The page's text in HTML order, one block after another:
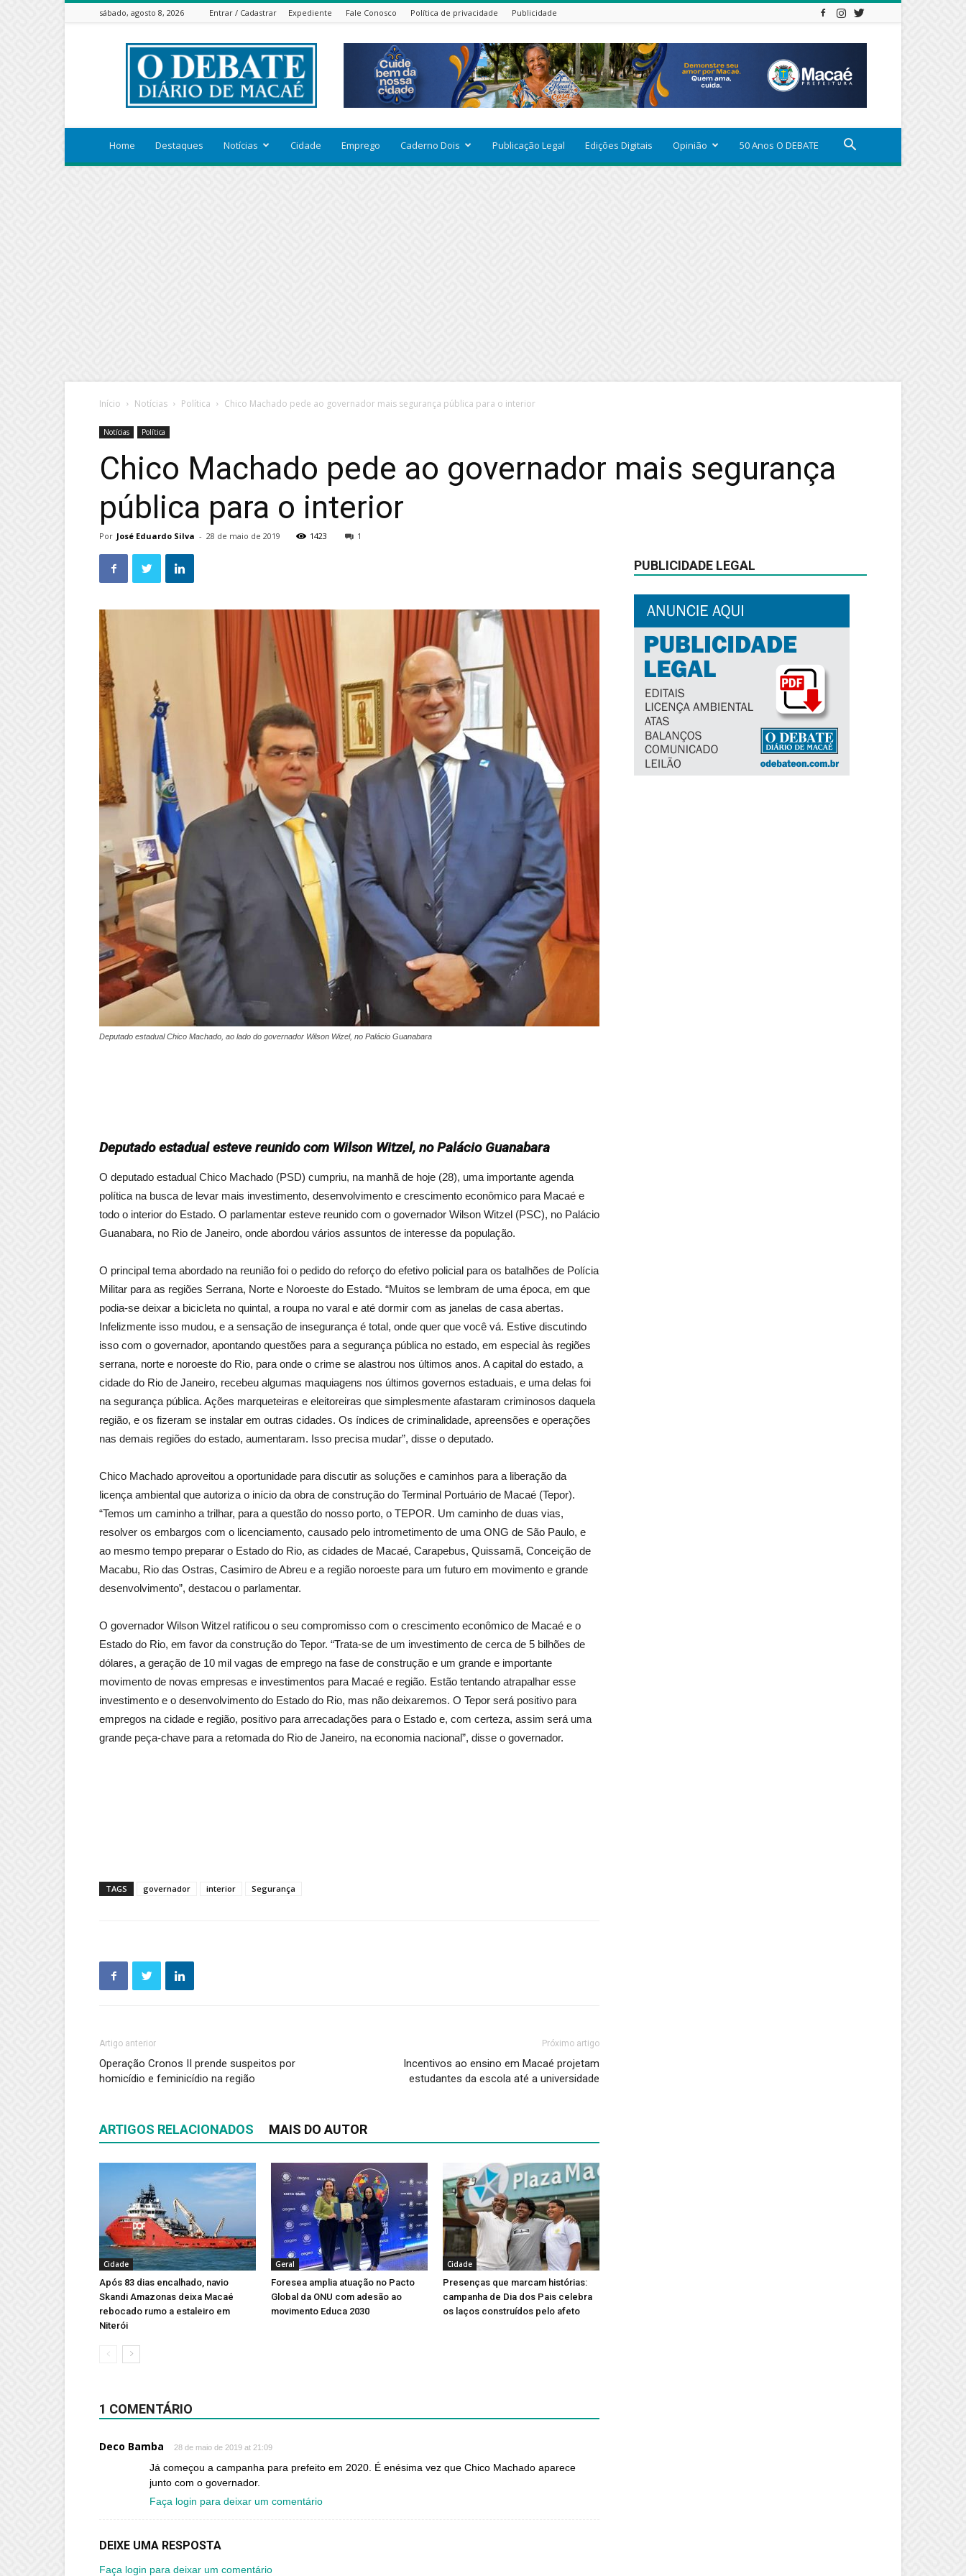
sábado, agosto 8, 2026 Entrar / Cadastrar Expediente Fale Conosco Política de privacidade Publicidade
ODEBATEON
Home Destaques Notícias Cidade Emprego Caderno Dois Publicação Legal Edições Digitais Opinião 50 Anos O DEBATE
Início Notícias Política Chico Machado pede ao governador mais segurança pública para o interior
Notícias Política
Chico Machado pede ao governador mais segurança
pública para o interior
Por José Eduardo Silva - 28 de maio de 2019 1423 1
Deputado estadual Chico Machado, ao lado do governador Wilson Wizel, no Palácio Guanabara
Deputado estadual esteve reunido com Wilson Witzel, no Palácio Guanabara
O deputado estadual Chico Machado (PSD) cumpriu, na manhã de hoje (28), uma importante agenda
política na busca de levar mais investimento, desenvolvimento e crescimento econômico para Macaé e
todo o interior do Estado. O parlamentar esteve reunido com o governador Wilson Witzel (PSC), no Palácio
Guanabara, no Rio de Janeiro, onde abordou vários assuntos de interesse da população.
O principal tema abordado na reunião foi o pedido do reforço do efetivo policial para os batalhões de Polícia
Militar para as regiões Serrana, Norte e Noroeste do Estado. “Muitos se lembram de uma época, em que
podia-se deixar a bicicleta no quintal, a roupa no varal e até dormir com as janelas de casa abertas.
Infelizmente isso mudou, e a sensação de insegurança é total, onde quer que você vá. Estive discutindo
isso com o governador, apontando questões para a segurança pública no estado, em especial às regiões
serrana, norte e noroeste do Rio, para onde o crime se alastrou nos últimos anos. A capital do estado, a
cidade do Rio de Janeiro, recebeu algumas maquiagens nos últimos governos estaduais, e uma delas foi
na segurança pública. Ações marqueteiras e eleitoreiras que simplesmente afastaram criminosos daquela
região, e os fizeram se instalar em outras cidades. Os índices de criminalidade, apreensões e operações
nas demais regiões do estado, aumentaram. Isso precisa mudar”, disse o deputado.
Chico Machado aproveitou a oportunidade para discutir as soluções e caminhos para a liberação da
licença ambiental que autoriza o início da obra de construção do Terminal Portuário de Macaé (Tepor).
“Temos um caminho a trilhar, para a questão do nosso porto, o TEPOR. Um caminho de duas vias,
resolver os embargos com o licenciamento, causado pelo intrometimento de uma ONG de São Paulo, e
ao mesmo tempo preparar o Estado do Rio, as cidades de Macaé, Carapebus, Quissamã, Conceição de
Macabu, Rio das Ostras, Casimiro de Abreu e a região noroeste para um futuro em movimento e grande
desenvolvimento”, destacou o parlamentar.
O governador Wilson Witzel ratificou o seu compromisso com o crescimento econômico de Macaé e o
Estado do Rio, em favor da construção do Tepor. “Trata-se de um investimento de cerca de 5 bilhões de
dólares, a geração de 10 mil vagas de emprego na fase de construção e um grande e importante
movimento de novas empresas e investimentos para Macaé e região. Estão tentando atrapalhar esse
investimento e o desenvolvimento do Estado do Rio, mas não deixaremos. O Tepor será positivo para
empregos na cidade e região, positivo para arrecadações para o Estado e, com certeza, assim será uma
grande peça-chave para a retomada do Rio de Janeiro, na economia nacional”, disse o governador.
TAGS governador interior Segurança
Artigo anterior
Operação Cronos II prende suspeitos por
homicídio e feminicídio na região
Próximo artigo
Incentivos ao ensino em Macaé projetam
estudantes da escola até a universidade
ARTIGOS RELACIONADOS MAIS DO AUTOR
Cidade
Após 83 dias encalhado, navio
Skandi Amazonas deixa Macaé
rebocado rumo a estaleiro em
Niterói
Geral
Foresea amplia atuação no Pacto
Global da ONU com adesão ao
movimento Educa 2030
Cidade
Presenças que marcam histórias:
campanha de Dia dos Pais celebra
os laços construídos pelo afeto
1 COMENTÁRIO
Deco Bamba 28 de maio de 2019 at 21:09
Já começou a campanha para prefeito em 2020. É enésima vez que Chico Machado aparece
junto com o governador.
Faça login para deixar um comentário
DEIXE UMA RESPOSTA
Faça login para deixar um comentário
PUBLICIDADE LEGAL